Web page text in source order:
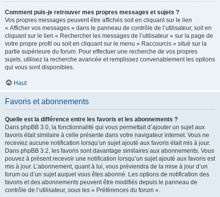
Comment puis-je retrouver mes propres messages et sujets ?
Vos propres messages peuvent être affichés soit en cliquant sur le lien
« Afficher vos messages » dans le panneau de contrôle de l’utilisateur, soit en
cliquant sur le lien « Rechercher les messages de l’utilisateur » sur la page de
votre propre profil ou soit en cliquant sur le menu « Raccourcis » situé sur la
partie supérieure du forum. Pour effectuer une recherche de vos propres
sujets, utilisez la recherche avancée et remplissez convenablement les options
qui vous sont disponibles.
Haut
Favoris et abonnements
Quelle est la différence entre les favoris et les abonnements ?
Dans phpBB 3.0, la fonctionnalité qui vous permettait d’ajouter un sujet aux
favoris était similaire à celle présente dans votre navigateur internet. Vous ne
receviez aucune notification lorsqu’un sujet ajouté aux favoris était mis à jour.
Dans phpBB 3.2, les favoris sont davantage similaires aux abonnements. Vous
pouvez à présent recevoir une notification lorsqu’un sujet ajouté aux favoris est
mis à jour. L’abonnement, quant à lui, vous préviendra de la mise à jour d’un
forum ou d’un sujet auquel vous êtes abonné. Les options de notification des
favoris et des abonnements peuvent être modifiés depuis le panneau de
contrôle de l’utilisateur, sous les « Préférences du forum ».